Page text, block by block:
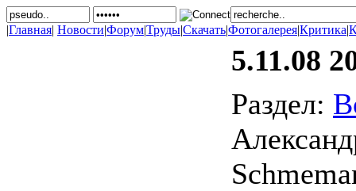
|Главная| Новости|Форум|Труды|Скачать|Фотогалерея|Критика|
5.11.08
Раздел: